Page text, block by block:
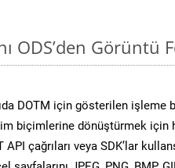
ODS’den
DOTM için gösterilen işleme
biçimlerine dönüştürmek için
çağrıları veya SDK’lar